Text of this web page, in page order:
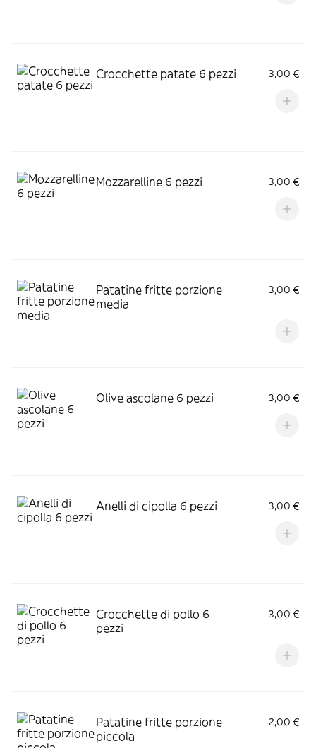
Crocchette patate 6 pezzi 3,00 €
Mozzarelline 6 pezzi 3,00 €
Patatine fritte porzione
media
3,00 €
Olive ascolane 6 pezzi 3,00 €
Anelli di cipolla 6 pezzi 3,00 €
Crocchette di pollo 6
pezzi
3,00 €
Patatine fritte porzione
piccola
2,00 €